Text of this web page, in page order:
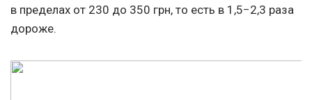
в пределах от 230 до 350 грн, то есть в 1,5−2,3 раза
дороже.